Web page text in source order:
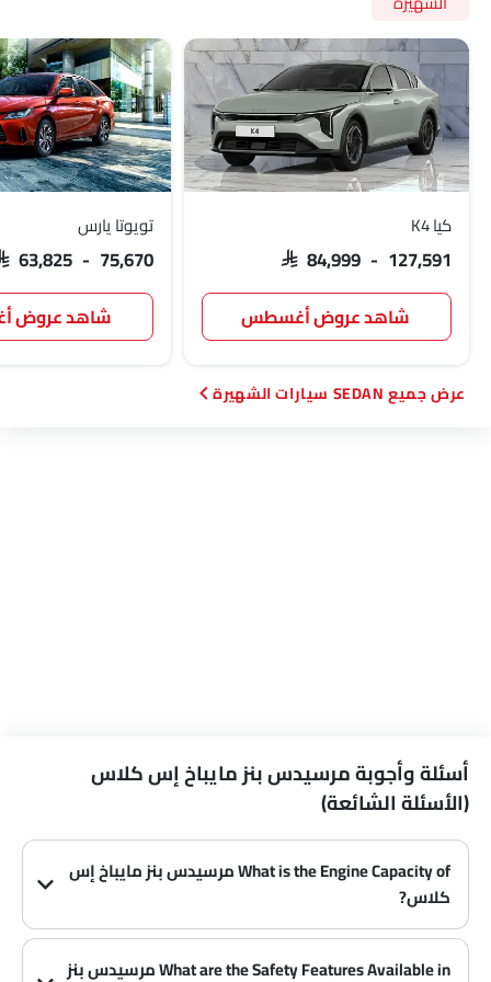
مقعد السائق الكهربائي
حول مشاهدة مراقب
مساعدة تتبع المسار
طفاية حريق
حقيبة إسعافات أولية
مفتاح عن بُعد
عجلة احتياطية
كيا K4
SAR 84,999 - 127,591
شاهد عروض أغسطس
تويوتا يارس
63,825 - 75,670
شاهد عروض
SEDAN سيارات الشهيرة
أسئلة وأجوبة مرسيدس بنز مايباخ إس كلاس
(الأسئلة الشائعة)
What is the Engine Capacity of مرسيدس بنز مايباخ إس
كلاس?
What are the Safety Features Available in مرسيدس بنز